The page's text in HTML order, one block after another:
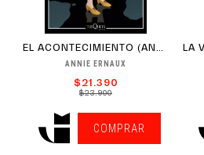
ANNIE ERNAUX
$21.390
$23.900
COMPRAR